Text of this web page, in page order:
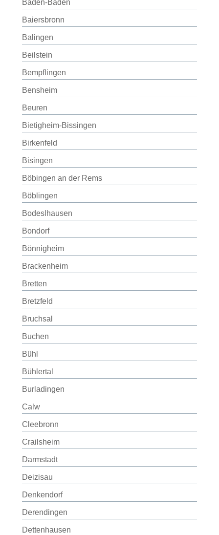
Baden-Baden
Baiersbronn
Balingen
Beilstein
Bempflingen
Bensheim
Beuren
Bietigheim-Bissingen
Birkenfeld
Bisingen
Böbingen an der Rems
Böblingen
Bodeslhausen
Bondorf
Bönnigheim
Brackenheim
Bretten
Bretzfeld
Bruchsal
Buchen
Bühl
Bühlertal
Burladingen
Calw
Cleebronn
Crailsheim
Darmstadt
Deizisau
Denkendorf
Derendingen
Dettenhausen